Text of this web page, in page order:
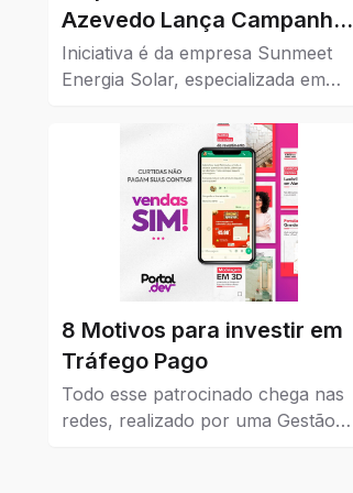
Azevedo Lança Campanha
de Cashback para
Impulsionar o Comércio da
Iniciativa é da empresa Sunmeet
Energia Solar, especializada em
com comércios da cidade.
8 Motivos para investir em
Tráfego Pago
Todo esse patrocinado chega nas
redes, realizado por uma Gestão